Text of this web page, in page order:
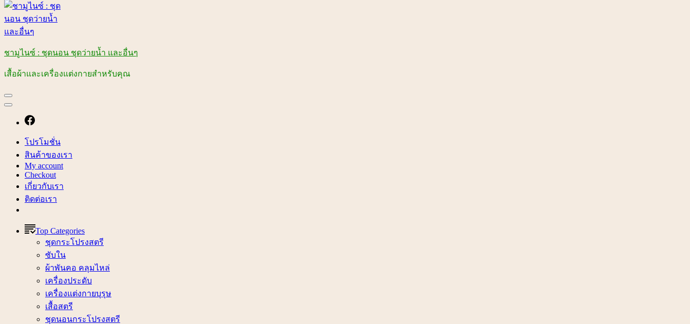
ชามูไนซ์ : ชุดนอน ชุดว่ายน้ำ และอื่นๆ
เสื้อผ้าและเครื่องแต่งกายสำหรับคุณ
โปรโมชั่น
สินค้าของเรา
My account
Checkout
เกี่ยวกับเรา
ติดต่อเรา
Top Categories
ชุดกระโปรงสตรี
ซับใน
ผ้าพันคอ คลุมไหล่
เครื่องประดับ
เครื่องแต่งกายบุรุษ
เสื้อสตรี
ชุดนอนกระโปรงสตรี